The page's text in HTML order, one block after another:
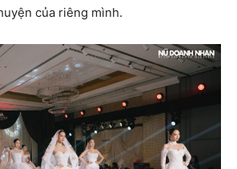
của riêng mình.